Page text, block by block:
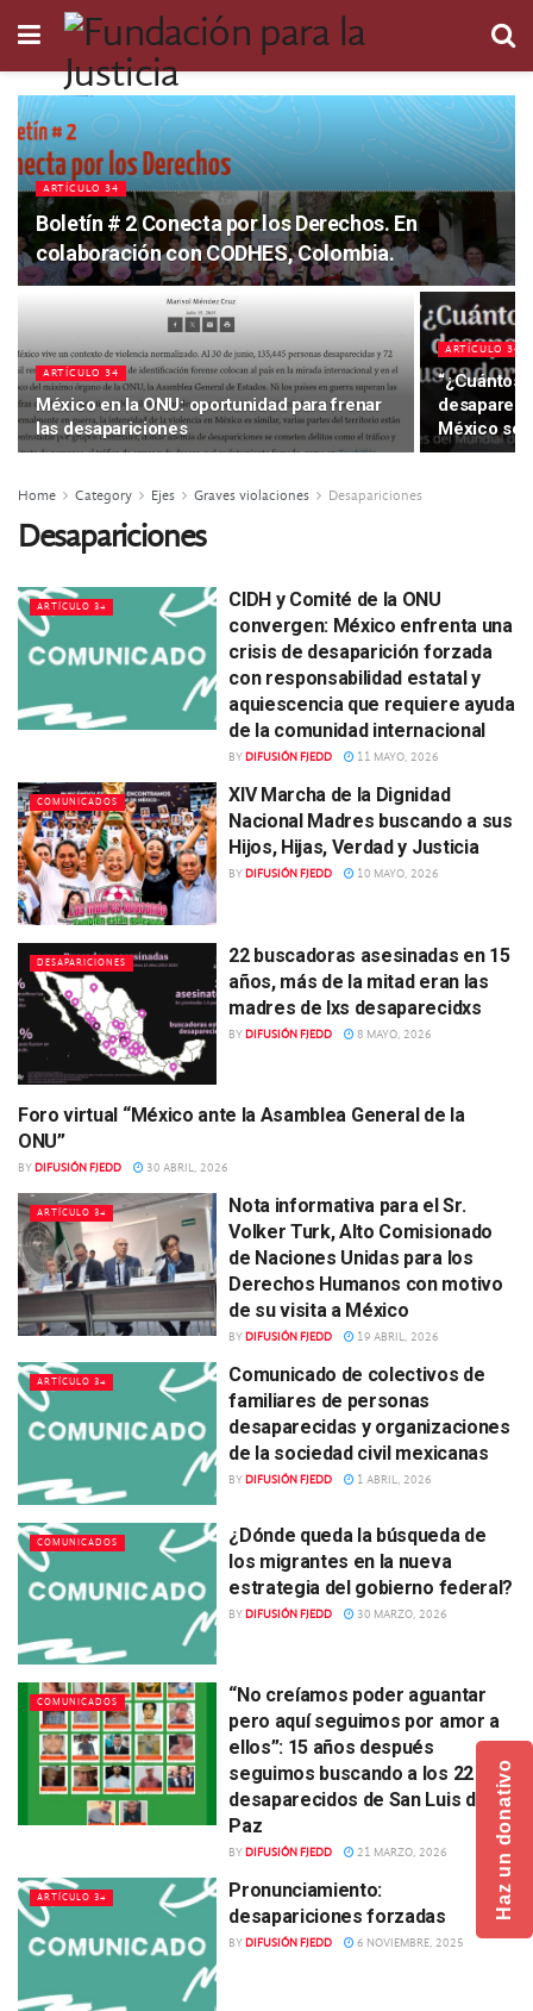
ARTÍCULO 34
Boletín # 2 Conecta por los Derechos. En
colaboración con CODHES, Colombia.
ARTÍCULO 34
México en la ONU: oportunidad para frenar
las desapariciones
ARTÍCULO 34
“¿Cuántos
México se
Home Category Ejes Graves violaciones Desapariciones
Desapariciones
ARTÍCULO 34
CIDH y Comité de la ONU
convergen: México enfrenta una
crisis de desaparición forzada
con responsabilidad estatal y
aquiescencia que requiere ayuda
de la comunidad internacional
BY DIFUSIÓN FJEDD 11 MAYO, 2026
COMUNICADOS
XIV Marcha de la Dignidad
Nacional Madres buscando a sus
Hijos, Hijas, Verdad y Justicia
BY DIFUSIÓN FJEDD 10 MAYO, 2026
DESAPARICIONES
22 buscadoras asesinadas en 15
años, más de la mitad eran las
madres de lxs desaparecidxs
BY DIFUSIÓN FJEDD 8 MAYO, 2026
ARTÍCULO 34
Foro virtual “México ante la Asamblea General de la
ONU”
BY DIFUSIÓN FJEDD 30 ABRIL, 2026
ARTÍCULO 34
Nota informativa para el Sr.
Volker Turk, Alto Comisionado
de Naciones Unidas para los
Derechos Humanos con motivo
de su visita a México
BY DIFUSIÓN FJEDD 19 ABRIL, 2026
ARTÍCULO 34
Comunicado de colectivos de
familiares de personas
desaparecidas y organizaciones
de la sociedad civil mexicanas
BY DIFUSIÓN FJEDD 1 ABRIL, 2026
COMUNICADOS
¿Dónde queda la búsqueda de
los migrantes en la nueva
estrategia del gobierno federal?
BY DIFUSIÓN FJEDD 30 MARZO, 2026
COMUNICADOS
“No creíamos poder aguantar
pero aquí seguimos por amor a
ellos”: 15 años después
seguimos buscando a los 22
desaparecidos de San Luis de la
Paz
BY DIFUSIÓN FJEDD 21 MARZO, 2026
ARTÍCULO 34
Pronunciamiento:
desapariciones forzadas
BY DIFUSIÓN FJEDD 6 NOVIEMBRE, 2025
Haz un donativo